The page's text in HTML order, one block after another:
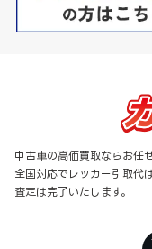
中古車の高価買取ならお任
全国対応でレッカー引取代
査定は完了いたします。